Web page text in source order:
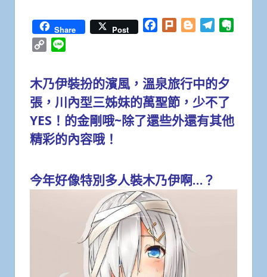
Share Post Facebook
Plurk BloggerTelegram
Copy
木乃伊裝扮的濱風，溫泉旅行中的夕
張，川內型三姊妹的萬聖節，少不了
YES！的金剛哦~除了還些外還有其他
精彩的內容哦！
今年好像特別多人裝木乃伊啊…？